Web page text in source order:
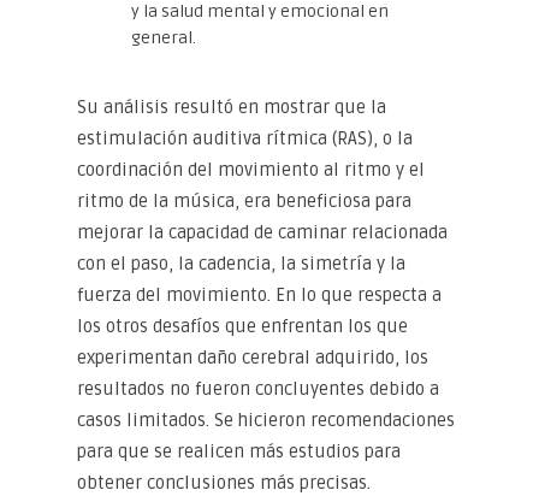
y la salud mental y emocional en
general.
Su análisis resultó en mostrar que la
estimulación auditiva rítmica (RAS), o la
coordinación del movimiento al ritmo y el
ritmo de la música, era beneficiosa para
mejorar la capacidad de caminar relacionada
con el paso, la cadencia, la simetría y la
fuerza del movimiento. En lo que respecta a
los otros desafíos que enfrentan los que
experimentan daño cerebral adquirido, los
resultados no fueron concluyentes debido a
casos limitados. Se hicieron recomendaciones
para que se realicen más estudios para
obtener conclusiones más precisas.